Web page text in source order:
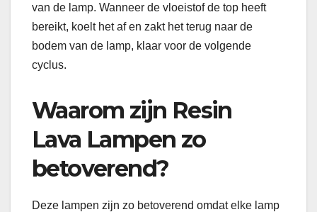
van de lamp. Wanneer de vloeistof de top heeft
bereikt, koelt het af en zakt het terug naar de
bodem van de lamp, klaar voor de volgende
cyclus.
Waarom zijn Resin
Lava Lampen zo
betoverend?
Deze lampen zijn zo betoverend omdat elke lamp